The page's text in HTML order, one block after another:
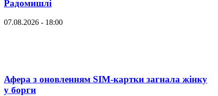
Радомишлі
07.08.2026 - 18:00
Афера з оновленням SIM-картки загнала жінку
у борги